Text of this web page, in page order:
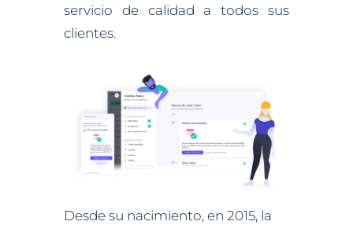
servicio de calidad a todos sus
clientes.
Desde su nacimiento, en 2015, la